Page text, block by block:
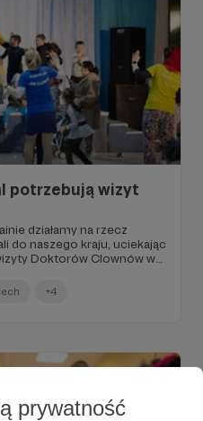
prywatność
potrzebują wizyt
działamy na rzecz
do naszego kraju, uciekając
Doktorów Clownów w
nie rozumieją, dlaczego
i we własnym domu.
+4